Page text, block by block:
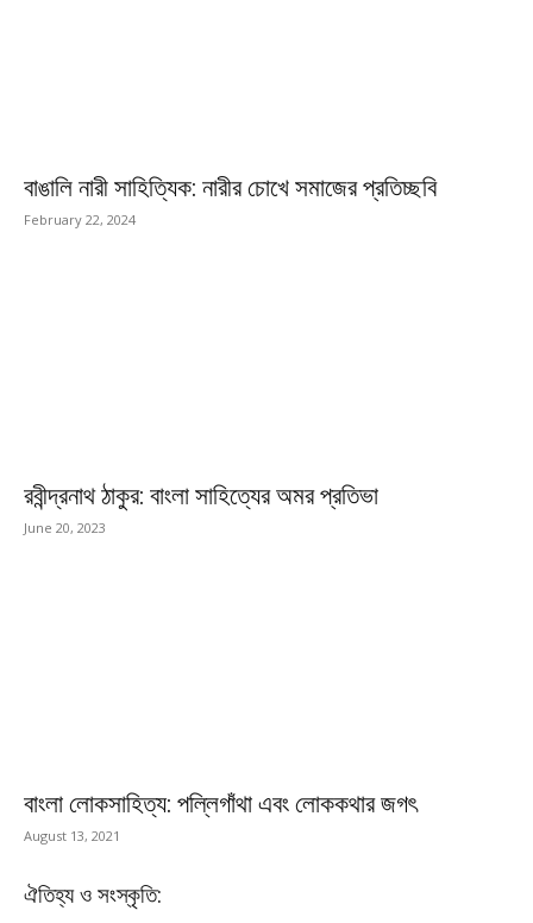
বাঙালি নারী সাহিত্যিক: নারীর চোখে সমাজের প্রতিচ্ছবি
February 22, 2024
রবীন্দ্রনাথ ঠাকুর: বাংলা সাহিত্যের অমর প্রতিভা
June 20, 2023
বাংলা লোকসাহিত্য: পল্লিগাঁথা এবং লোককথার জগৎ
August 13, 2021
ঐতিহ্য ও সংস্কৃতি: